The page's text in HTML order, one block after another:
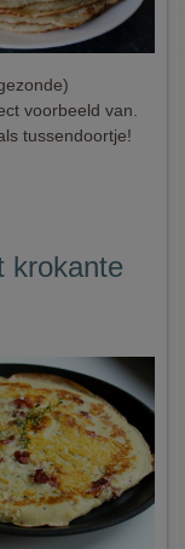
voorbeeld van.
tussendoortje!
krokante